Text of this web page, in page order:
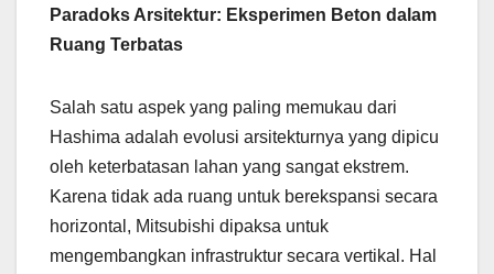
Paradoks Arsitektur: Eksperimen Beton dalam
Ruang Terbatas
Salah satu aspek yang paling memukau dari
Hashima adalah evolusi arsitekturnya yang dipicu
oleh keterbatasan lahan yang sangat ekstrem.
Karena tidak ada ruang untuk berekspansi secara
horizontal, Mitsubishi dipaksa untuk
mengembangkan infrastruktur secara vertikal. Hal